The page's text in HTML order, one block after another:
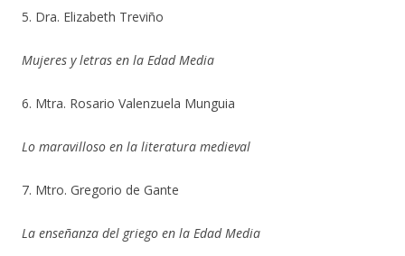
5. Dra. Elizabeth Treviño
Mujeres y letras en la Edad Media
6. Mtra. Rosario Valenzuela Munguia
Lo maravilloso en la literatura medieval
7. Mtro. Gregorio de Gante
La enseñanza del griego en la Edad Media